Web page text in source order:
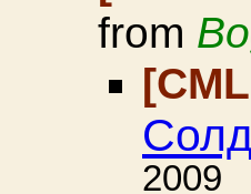
from
2009